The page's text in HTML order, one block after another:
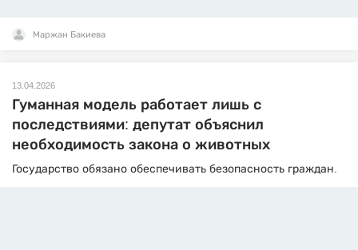
Маржан Бакиева
13.04.2026
Гуманная модель работает лишь с
последствиями: депутат объяснил
необходимость закона о животных
Государство обязано обеспечивать безопасность граждан.